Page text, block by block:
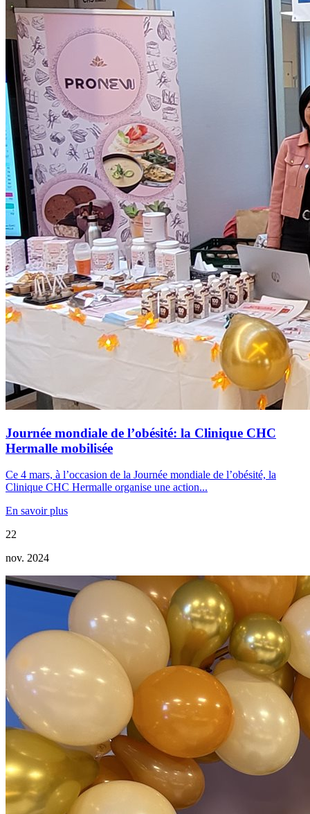
Journée mondiale de l’obésité: la Clinique CHC
Hermalle mobilisée
Ce 4 mars, à l’occasion de la Journée mondiale de l’obésité, la
Clinique CHC Hermalle organise une action...
En savoir plus
22
nov. 2024